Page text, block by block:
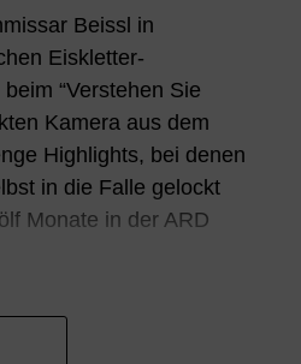
Beissl in
Eiskletter-
“Verstehen Sie
Kamera aus dem
Highlights, bei denen
in die Falle gelockt
Monate in der ARD